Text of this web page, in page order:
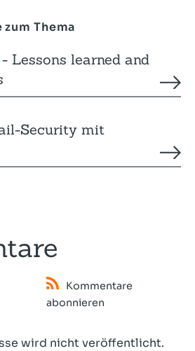
Thema
Lessons learned and
Security mit
Kommentare
abonnieren
wird nicht veröffentlicht.